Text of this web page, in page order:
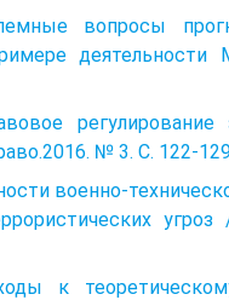
вопросы
№ 3. С. 122-
военно-
к